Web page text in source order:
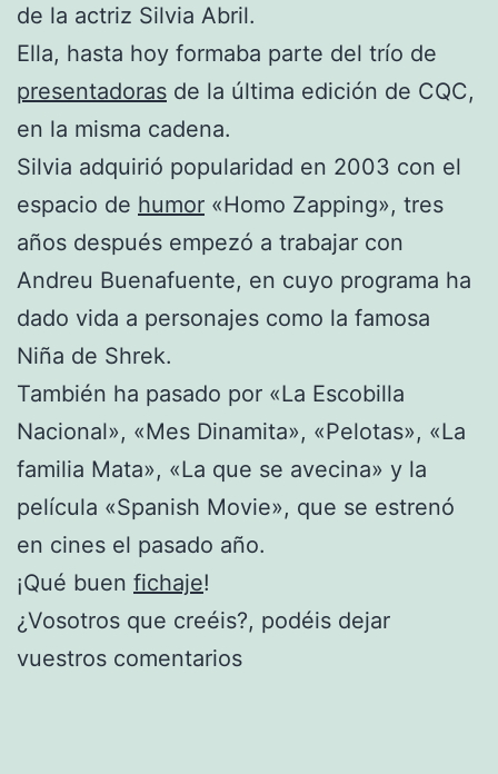
de la actriz Silvia Abril.
Ella, hasta hoy formaba parte del trío de
presentadoras de la última edición de CQC,
en la misma cadena.
Silvia adquirió popularidad en 2003 con el
espacio de humor «Homo Zapping», tres
años después empezó a trabajar con
Andreu Buenafuente, en cuyo programa ha
dado vida a personajes como la famosa
Niña de Shrek.
También ha pasado por «La Escobilla
Nacional», «Mes Dinamita», «Pelotas», «La
familia Mata», «La que se avecina» y la
película «Spanish Movie», que se estrenó
en cines el pasado año.
¡Qué buen fichaje!
¿Vosotros que creéis?, podéis dejar
vuestros comentarios